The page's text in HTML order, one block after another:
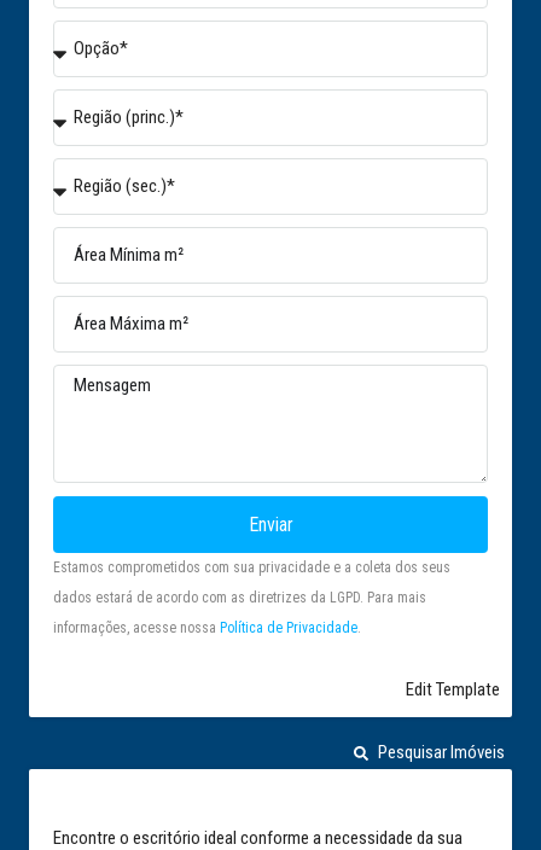
Enviar
Estamos comprometidos com sua privacidade e a coleta dos seus
dados estará de acordo com as diretrizes da LGPD. Para mais
informações, acesse nossa Política de Privacidade.
Edit Template
Pesquisar Imóveis
Encontre o escritório ideal conforme a necessidade da sua